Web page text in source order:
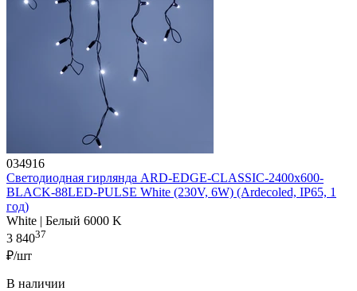
034916
Светодиодная гирлянда ARD-EDGE-CLASSIC-2400x600-
BLACK-88LED-PULSE White (230V, 6W) (Ardecoled, IP65, 1
год)
White | Белый 6000 K
3 84037
₽/шт
В наличии